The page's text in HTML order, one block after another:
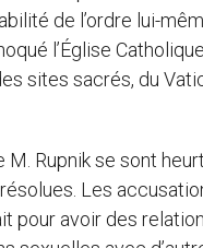
de l’ordre lui-
l’Église
sites sacrés, du
Rupnik se sont
Les
pour avoir des